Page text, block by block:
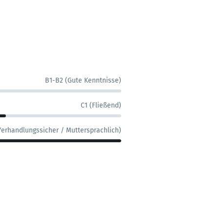
B1-B2 (Gute Kenntnisse)
C1 (Fließend)
/ Muttersprachlich)